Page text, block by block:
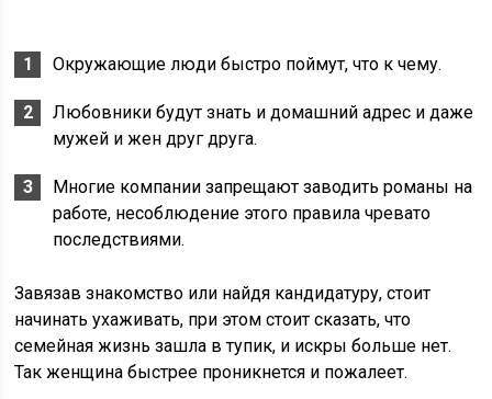
Окружающие люди быстро поймут, что к чему.
Любовники будут знать и домашний адрес и даже
мужей и жен друг друга.
Многие компании запрещают заводить романы на
работе, несоблюдение этого правила чревато
последствиями.
Завязав знакомство или найдя кандидатуру, стоит
начинать ухаживать, при этом стоит сказать, что
семейная жизнь зашла в тупик, и искры больше нет.
Так женщина быстрее проникнется и пожалеет.